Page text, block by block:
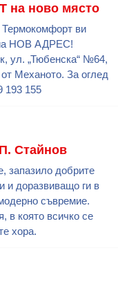
ново място
Термокомфорт ви
НОВ АДРЕС!
ул. „Тюбенска“ №64,
Механото. За оглед
193 155
Стайнов
запазило добрите
и доразвиващо ги в
съвремие.
в която всичко се
хора.